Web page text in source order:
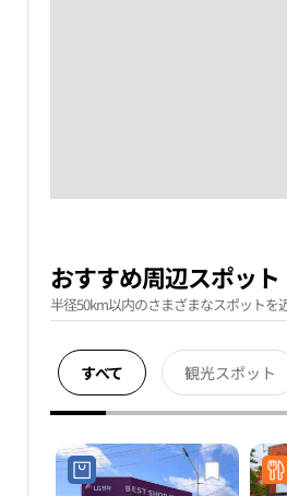
おすすめ周辺スポット
半径50km以内のさまざまなスポットを
すべて 観光スポット